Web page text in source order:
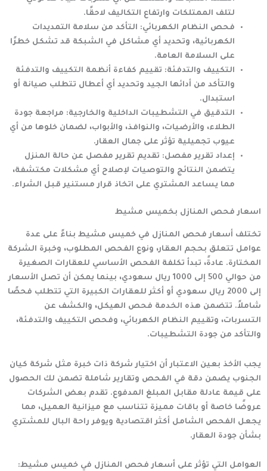
لتلف الممتلكات وارتفاع التكاليف لاحقًا.
فحص النظام الكهربائي: التأكد من سلامة التمديدات
الكهربائية، وتحديد أي مشاكل في الشبكة قد تشكل خطرًا
على السلامة العامة.
التكييف والتدفئة: تقييم كفاءة أنظمة التكييف والتدفئة
والتأكد من أدائها الجيد وتحديد أي أعطال تتطلب صيانة أو
استبدال.
التدقيق في التشطيبات الداخلية والخارجية: مراجعة جودة
الطلاء، والأرضيات، والنوافذ، والأبواب، لضمان خلوها من أي
عيوب تجميلية تؤثر على جمال العقار.
إعداد تقرير مفصل: تقديم تقرير مفصل عن حالة المنزل
يتضمن النتائج والتوصيات لإصلاح أي مشكلات مكتشفة،
مما يساعد المشتري على اتخاذ قرار مستنير قبل الشراء.
اسعار فحص المنازل بخميس مشيط
تختلف أسعار فحص المنازل في خميس مشيط بناءً على عدة
عوامل تتعلق بحجم العقار، ونوع الفحص المطلوب، وخبرة الشركة
المختارة. عادةً، تبدأ تكلفة الفحص الأساسي للعقارات الصغيرة
من حوالي 500 إلى 1000 ريال سعودي
، بينما يمكن أن تصل الأسعار
إلى 2000 ريال سعودي أو أكثر
للعقارات الكبيرة التي تتطلب فحصًا
شاملاً. تتضمن هذه الخدمة فحص الهيكل، والكشف عن
التسربات، وتقييم النظام الكهربائي، وفحص التكييف والتدفئة،
والتأكد من جودة التشطيبات.
يجب الأخذ بعين الاعتبار أن اختيار شركة ذات خبرة مثل شركة كيان
الجنوب يضمن دقة في الفحص وتقارير شاملة تضمن لك الحصول
على قيمة عادلة مقابل المبلغ المدفوع. تقدم بعض الشركات
عروضًا خاصة أو باقات مميزة تتناسب مع ميزانية العميل، مما
يجعل الفحص الشامل أكثر اقتصادية ويوفر راحة البال للمشتري
بشأن جودة العقار.
العوامل التي تؤثر على أسعار فحص المنازل في خميس مشيط: